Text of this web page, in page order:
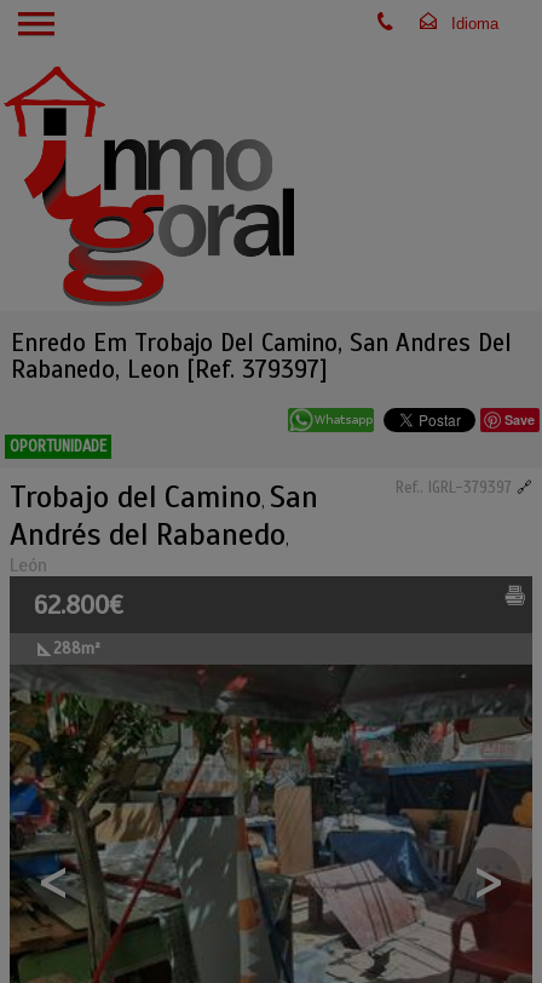
Enredo Em Trobajo Del Camino, San Andres Del
Rabanedo, Leon [Ref. 379397]
Save
OPORTUNIDADE
Ref.. IGRL-379397 🔗
Trobajo del Camino, San
Andrés del Rabanedo,
León
62.800€
288m²
< >